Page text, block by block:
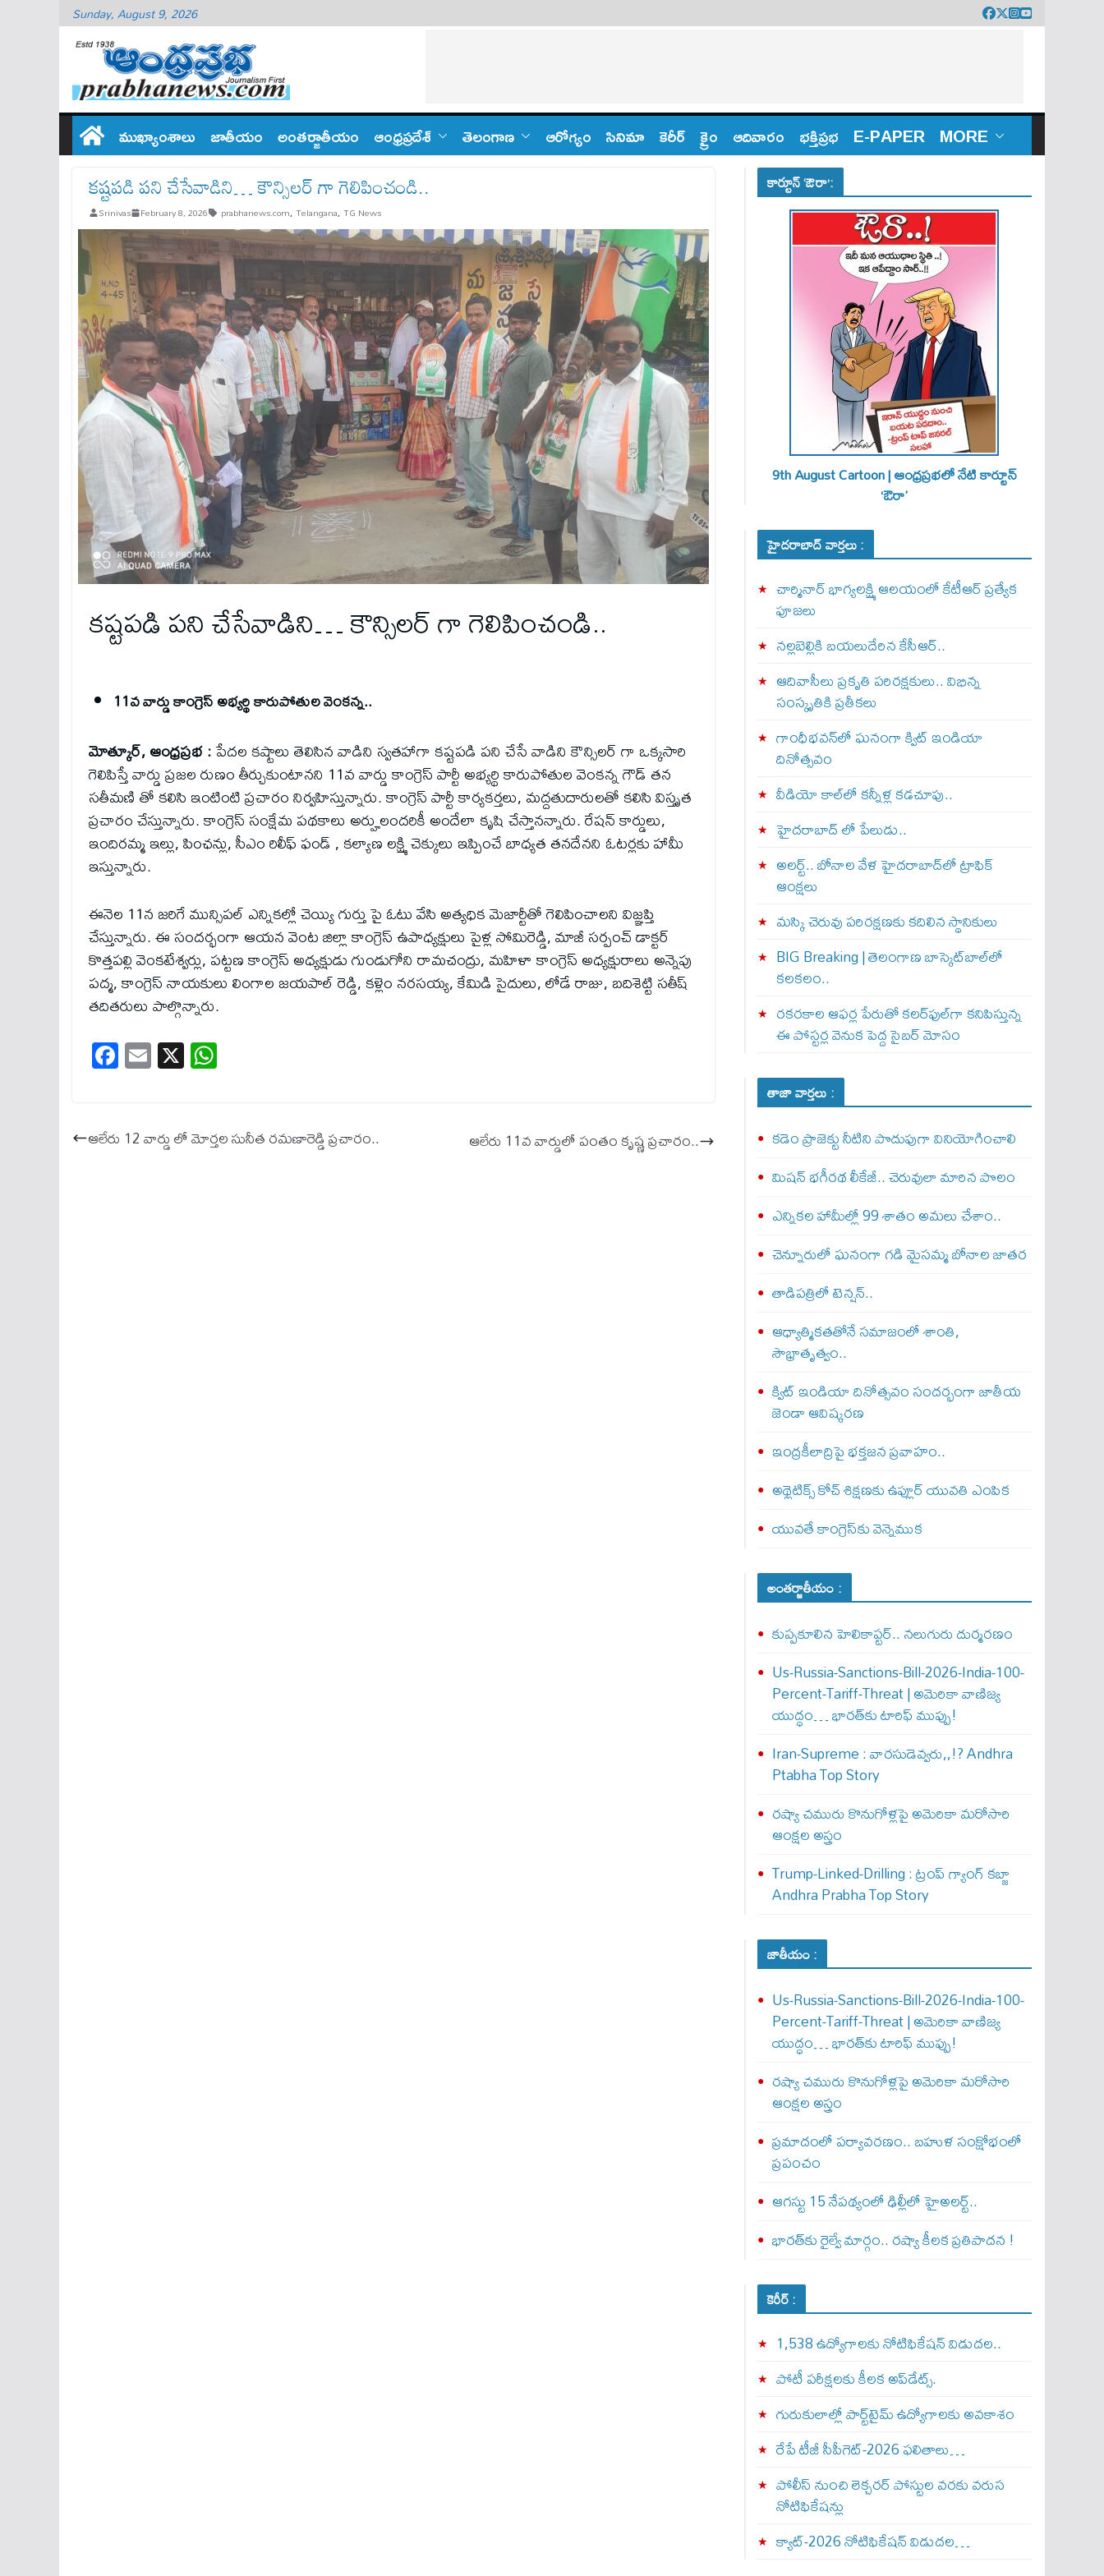
Sunday, August 9, 2026
ముఖ్యాంశాలు జాతీయం అంతర్జాతీయం ఆంధ్ర‌ప్ర‌దేశ్ తెలంగాణ‌ ఆరోగ్యం సినిమా కెరీర్ క్రైం ఆదివారం భక్తిప్రభ E-PAPER MORE
కష్టపడి పని చేసేవాడిని… కౌన్సిలర్ గా గెలిపించండి..
Srinivas February 8, 2026 prabhanews.com, Telangana, TG News
కష్టపడి పని చేసేవాడిని… కౌన్సిలర్ గా గెలిపించండి..
11వ వార్డు కాంగ్రెస్ అభ్యర్థి కారుపోతుల వెంకన్న..
మోత్కూర్, ఆంధ్రప్రభ :పేదల కష్టాలు తెలిసిన వాడిని స్వతహాగా కష్టపడి పని చేసే వాడిని కౌన్సిలర్ గా ఒక్కసారి
గెలిపిస్తే వార్డు ప్రజల రుణం తీర్చుకుంటానని 11వ వార్డు కాంగ్రెస్ పార్టీ అభ్యర్థి కారుపోతుల వెంకన్న గౌడ్ తన
సతీమణి తో కలిసి ఇంటింటి ప్రచారం నిర్వహిస్తున్నారు. కాంగ్రెస్ పార్టీ కార్యకర్తలు, మద్దతుదారులతో కలిసి విస్తృత
ప్రచారం చేస్తున్నారు. కాంగ్రెస్ సంక్షేమ పథకాలు అర్హులందరికీ అందేలా కృషి చేస్తానన్నారు. రేషన్ కార్డులు,
ఇందిరమ్మ ఇల్లు, పింఛన్లు, సీఎం రిలీఫ్ ఫండ్ , కల్యాణ లక్ష్మి చెక్కులు ఇప్పించే బాధ్యత తనదేనని ఓటర్లకు హామీ
ఇస్తున్నారు.
ఈనెల 11న జరిగే మున్సిపల్ ఎన్నికల్లో చెయ్యి గుర్తు పై ఓటు వేసి అత్యధిక మెజార్టీతో గెలిపించాలని విజ్ఞప్తి
చేస్తున్నారు. ఈ సందర్భంగా ఆయన వెంట జిల్లా కాంగ్రెస్ ఉపాధ్యక్షులు పైళ్ల సోమిరెడ్డి, మాజీ సర్పంచ్ డాక్టర్
కొత్తపల్లి వెంకటేశ్వర్లు, పట్టణ కాంగ్రెస్ అధ్యక్షుడు గుండుగోని రామచంద్రు, మహిళా కాంగ్రెస్ అధ్యక్షురాలు అన్నెపు
పద్మ, కాంగ్రెస్ నాయకులు లింగాల జయపాల్ రెడ్డి, కళ్లెం నరసయ్య, కేమిడి సైదులు, లోడే రాజు, బదిశెట్టి సతీష్
తదితరులు పాల్గొన్నారు.
Fa
ce
ok
E
m
X
A
pp
ఆలేరు 12 వార్డు లో మోర్తల సునీత రమణారెడ్డి ప్రచారం.. ఆలేరు 11వ వార్డులో పంతం కృష్ణ ప్రచారం..
కార్టూన్ ‘ఔరా’:
9th August Cartoon | ఆంధ్రప్రభలో నేటి కార్టూన్
‘ఔరా’
హైదరాబాద్ వార్తలు :
చార్మినార్‌ భాగ్యలక్ష్మి ఆలయంలో కేటీఆర్ ప్రత్యేక
పూజలు
నల్లబెల్లికి బయలుదేరిన కేసీఆర్‌..
ఆదివాసీలు ప్రకృతి పరిరక్షకులు.. విభిన్న
సంస్కృతికి ప్రతీకలు
గాంధీభవన్‌లో ఘనంగా క్విట్‌ ఇండియా
దినోత్సవం
వీడియో కాల్‌లో కన్నీళ్ల కడచూపు..
హైదరాబాద్ లో పేలుడు..
అలర్ట్‌.. బోనాల వేళ హైదరాబాద్‌లో ట్రాఫిక్‌
ఆంక్షలు
మస్కి చెరువు పరిరక్షణకు కదిలిన స్థానికులు
BIG Breaking | తెలంగాణ బాస్కెట్‌బాల్‌లో
కలకలం..
రకరకాల ఆఫర్ల పేరుతో కలర్‌ఫుల్‌గా కనిపిస్తున్న
ఈ పోస్టర్ల వెనుక పెద్ద సైబర్ మోసం
తాజా వార్తలు :
కడెం ప్రాజెక్టు నీటిని పొదుపుగా వినియోగించాలి
మిషన్‌ భగీరథ లీకేజీ.. చెరువులా మారిన పొలం
ఎన్నికల హామీల్లో 99 శాతం అమలు చేశాం..
చెన్నూరులో ఘనంగా గడి మైసమ్మ బోనాల జాతర
తాడిపత్రిలో టెన్షన్..
ఆధ్యాత్మికతతోనే సమాజంలో శాంతి,
సౌభ్రాతృత్వం..
క్విట్‌ ఇండియా దినోత్సవం సందర్భంగా జాతీయ
జెండా ఆవిష్కరణ
ఇంద్రకీలాద్రిపై భక్తజన ప్రవాహం..
అథ్లెటిక్స్‌ కోచ్‌ శిక్షణకు ఉప్లూర్‌ యువతి ఎంపిక
యువతే కాంగ్రెస్‌కు వెన్నెముక
అంతర్జాతీయం :
కుప్పకూలిన హెలికాప్టర్‌.. నలుగురు దుర్మరణం
Us-Russia-Sanctions-Bill-2026-India-100-
Percent-Tariff-Threat | అమెరికా వాణిజ్య
యుద్ధం… భారత్‌కు టారిఫ్ ముప్పు!
Iran-Supreme : వార‌సుడెవ్వ‌రు,,!? Andhra
Ptabha Top Story
రష్యా చమురు కొనుగోళ్లపై అమెరికా మరోసారి
ఆంక్షల అస్త్రం
Trump-Linked-Drilling : ట్రంప్ గ్యాంగ్ క‌బ్జా
Andhra Prabha Top Story
జాతీయం :
Us-Russia-Sanctions-Bill-2026-India-100-
Percent-Tariff-Threat | అమెరికా వాణిజ్య
యుద్ధం… భారత్‌కు టారిఫ్ ముప్పు!
రష్యా చమురు కొనుగోళ్లపై అమెరికా మరోసారి
ఆంక్షల అస్త్రం
ప్రమాదంలో పర్యావరణం.. బహుళ సంక్షోభంలో
ప్రపంచం
ఆగస్టు 15 నేపథ్యంలో ఢిల్లీలో హైఅలర్ట్..
భారత్‌కు రైల్వే మార్గం.. రష్యా కీలక ప్రతిపాదన !
కెరీర్ :
1,538 ఉద్యోగాలకు నోటిఫికేషన్ విడుదల..
పోటీ పరీక్షలకు కీలక అప్‌డేట్స్.
గురుకులాల్లో పార్ట్‌టైమ్ ఉద్యోగాలకు అవకాశం
రేపే టీజీ సీపీగెట్‌-2026 ఫలితాలు…
పోలీస్ నుంచి లెక్చరర్ పోస్టుల వరకు వరుస
నోటిఫికేషన్లు
క్యాట్-2026 నోటిఫికేషన్ విడుదల…